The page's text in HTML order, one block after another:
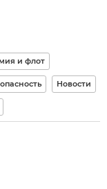
и флот
Новости